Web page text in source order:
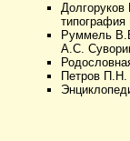
Долгоруков
Руммель
А.С.
Петров П.Н.